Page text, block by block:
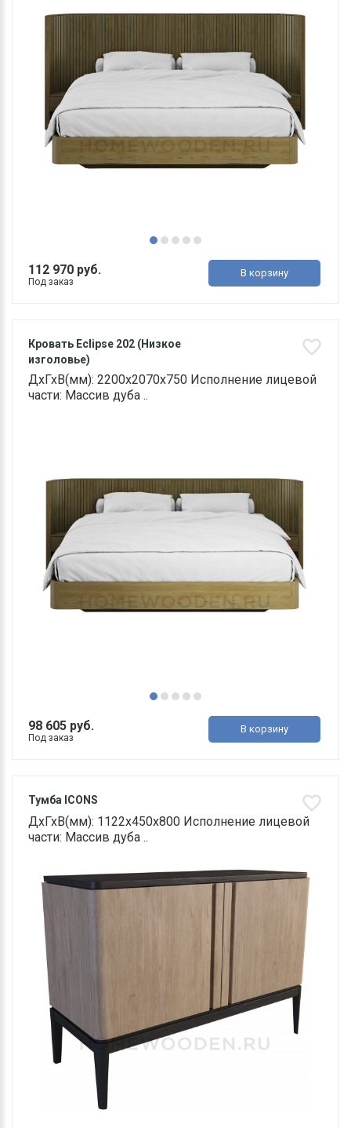
112 970 руб.
Под заказ
В корзину
Кровать Eclipse 202 (Низкое
изголовье)
ДхГхВ(мм): 2200х2070х750 Исполнение лицевой
части: Массив дуба ..
98 605 руб.
Под заказ
В корзину
Тумба ICONS
ДхГхВ(мм): 1122х450х800 Исполнение лицевой
части: Массив дуба ..